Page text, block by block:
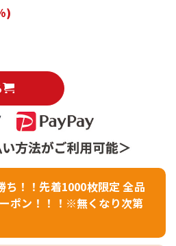
ち！！先着1000枚限定 全品
ポン！！！※無くなり次第